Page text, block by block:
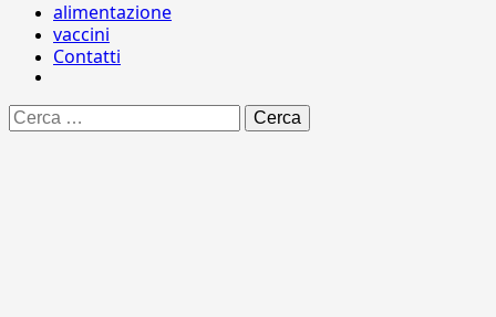
alimentazione
vaccini
Contatti
Ricerca
per: